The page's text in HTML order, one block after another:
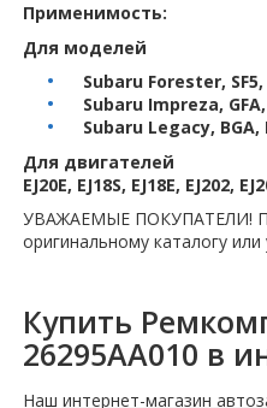
Применимость:
Для моделей
Subaru Forester, SF5,
Subaru Impreza, GFA,
Subaru Legacy, BGA,
Для двигателей
EJ20E, EJ18S, EJ18E, EJ202,
УВАЖАЕМЫЕ ПОКУПАТЕЛИ!
оригинальному каталогу
Купить
26295AA010 в
Наш интернет-магазин